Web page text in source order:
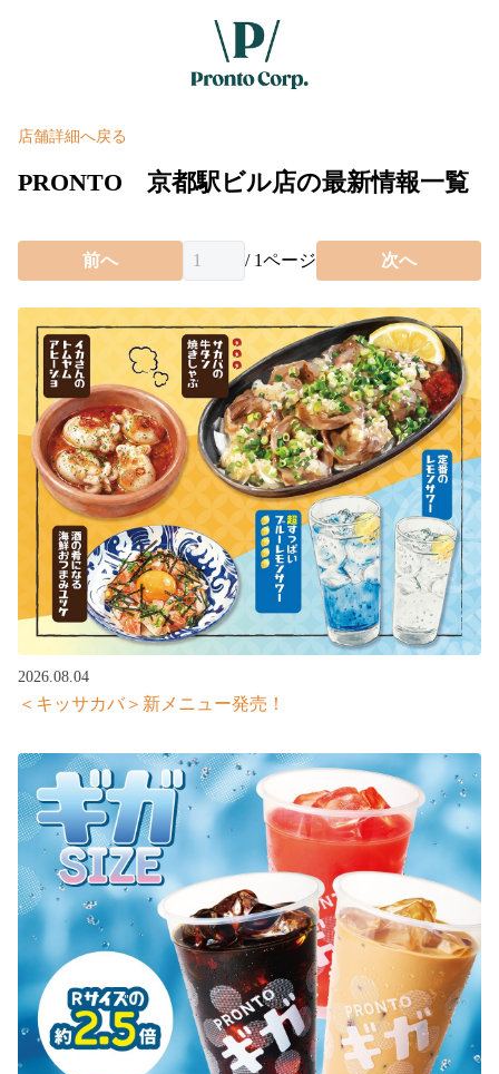
店舗詳細へ戻る
PRONTO 京都駅ビル店の最新情報一覧
前へ / 1ページ 次へ
2026.08.04
＜キッサカバ＞新メニュー発売！